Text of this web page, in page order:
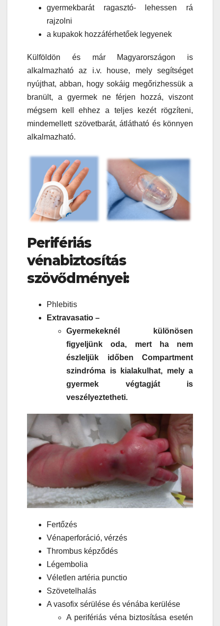
gyermekbarát ragasztó- lehessen rá
rajzolni
a kupakok hozzáférhetőek legyenek
Külföldön és már Magyarországon is
alkalmazható az i.v. house, mely segítséget
nyújthat, abban, hogy sokáig megőrizhessük a
branült, a gyermek ne férjen hozzá, viszont
mégsem kell ehhez a teljes kezét rögzíteni,
mindemellett szövetbarát, átlátható és könnyen
alkalmazható.
Perifériás
vénabiztosítás
szövődményei:
Phlebitis
Extravasatio –
Gyermekeknél különösen
figyeljünk oda, mert ha nem
észleljük időben Compartment
szindróma is kialakulhat, mely a
gyermek végtagját is
veszélyeztetheti.
Fertőzés
Vénaperforáció, vérzés
Thrombus képződés
Légembolia
Véletlen artéria punctio
Szövetelhalás
A vasofix sérülése és vénába kerülése
A perifériás véna biztosítása esetén